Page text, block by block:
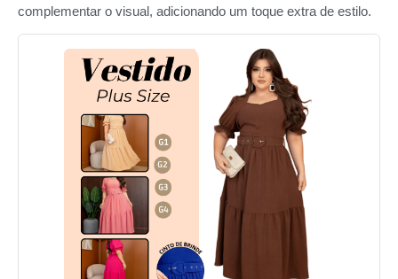
complementar o visual, adicionando um toque extra de estilo.